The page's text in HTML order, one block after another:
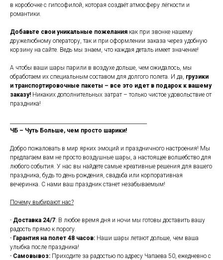
в коробочке с гипсофилой, которая создаёт атмосферу лёгкости и
романтики.
Добавьте свои уникальные пожелания как при звонке нашему
дружелюбному оператору, так и при оформлении заказа через удобную
корзину на сайте. Ведь мы знаем, что каждая деталь имеет значение!
А чтобы ваши шары парили в воздухе дольше, чем ожидалось, мы
обработаем их специальным составом для долгого полета. И да, грузики
и транспортировочные пакеты – все это идет в подарок к вашему
заказу! Никаких дополнительных затрат – только чистое удовольствие от
праздника!
ЧБ – Чуть Больше, чем просто шарики!
Добро пожаловать в мир ярких эмоций и праздничного настроения! Мы
предлагаем вам не просто воздушные шары, а настоящее волшебство для
любого события. У нас вы найдете самые креативные решения для вашего
праздника, будь то день рождения, свадьба или корпоративная
вечеринка. С нами ваш праздник станет незабываемым!
Почему выбирают нас?
- Доставка 24/7: В любое время дня и ночи мы готовы доставить вашу
радость прямо к порогу.
- Гарантия на полет 48 часов: Наши шары летают дольше, чем ваша
улыбка после праздника!
- Самовывоз: Приходите за радостью по адресу Чапаева 50, ежедневно с